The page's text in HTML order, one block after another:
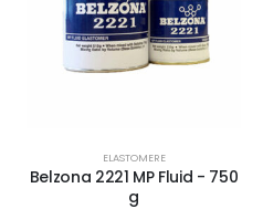
ELASTOMERE
Belzona 2221 MP Fluid - 750
g